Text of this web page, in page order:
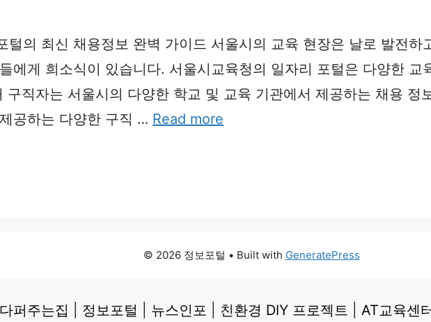
털의 최신 채용정보 완벽 가이드 서울시의 교육 현장은 날로 발전하
에게 희소식이 있습니다. 서울시교육청의 일자리 포털은 다양한
구직자는 서울시의 다양한 학교 및 교육 기관에서 제공하는 채용 정
공하는 다양한 구직 … Read more
© 2026 정보포털 • Built with GeneratePress
다퍼주는집 정보포털 뉴스인포 친환경 DIY 프로젝트 AT교육센